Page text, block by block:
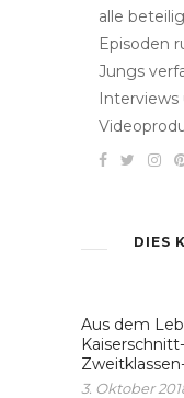
alle
Episoden
Jungs
Interviews
DIES
Aus dem
3. Oktober